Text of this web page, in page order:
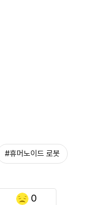
#휴머노이드 로봇
0